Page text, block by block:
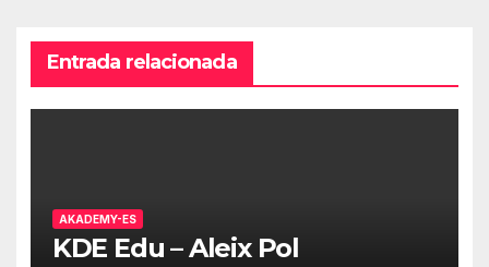
Entrada relacionada
AKADEMY-ES
KDE Edu – Aleix Pol